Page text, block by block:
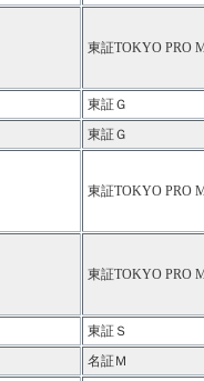
東証TOKYO PRO
東証Ｇ
東証Ｇ
東証TOKYO PRO
東証TOKYO PRO
東証Ｓ
名証Ｍ